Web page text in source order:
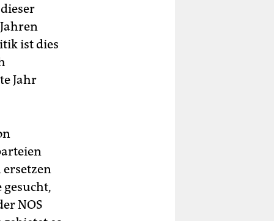
ist dies
Jahr
NOS